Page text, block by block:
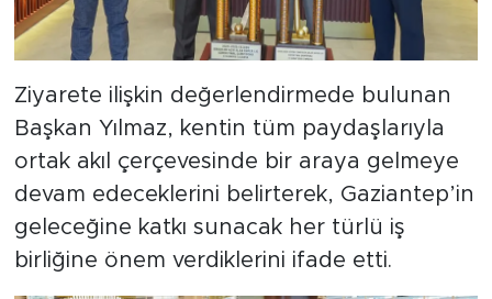
Ziyarete ilişkin değerlendirmede bulunan
Başkan Yılmaz, kentin tüm paydaşlarıyla
ortak akıl çerçevesinde bir araya gelmeye
devam edeceklerini belirterek, Gaziantep’in
geleceğine katkı sunacak her türlü iş
birliğine önem verdiklerini ifade etti.